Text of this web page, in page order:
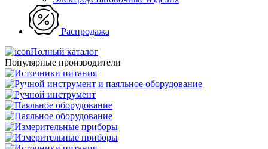
Распродажа
Полный каталог
Популярные производители